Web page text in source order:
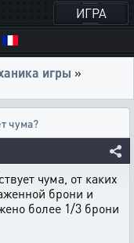
ИГРА
игры »
чума?
чума, от каких
брони и
более 1/3 брони